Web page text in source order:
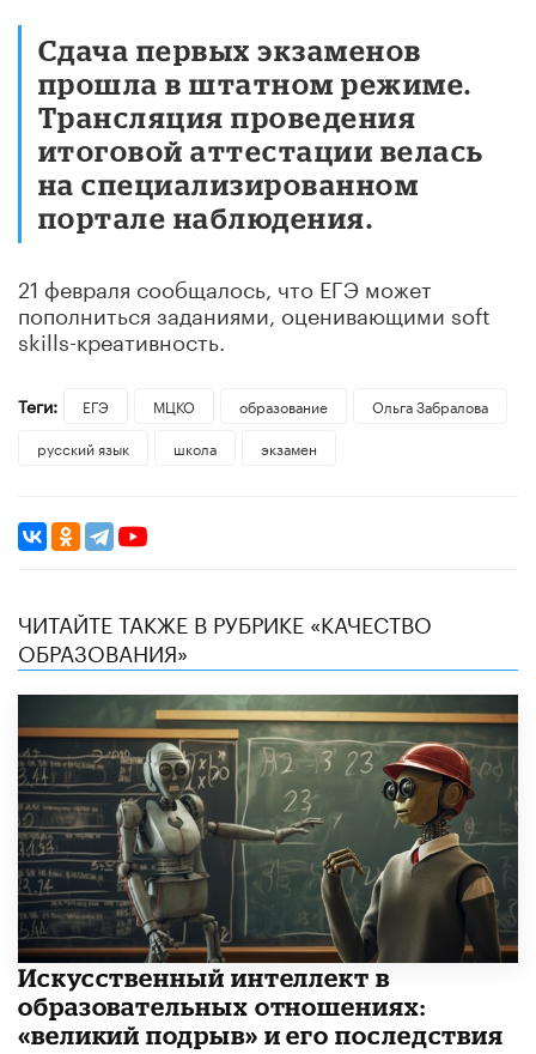
Cдача первых экзаменов
прошла в штатном режиме.
Трансляция проведения
итоговой аттестации велась
на специализированном
портале наблюдения.
21 февраля сообщалось, что ЕГЭ может
пополниться заданиями, оценивающими soft
skills-креативность.
Теги: ЕГЭ МЦКО образование
Ольга Забралова
русский язык
школа экзамен
ЧИТАЙТЕ ТАКЖЕ В РУБРИКЕ «КАЧЕСТВО
ОБРАЗОВАНИЯ»
​Искусственный интеллект в
образовательных отношениях:
«великий подрыв» и его последствия